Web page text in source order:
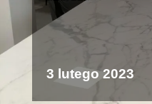
3 lutego 2023